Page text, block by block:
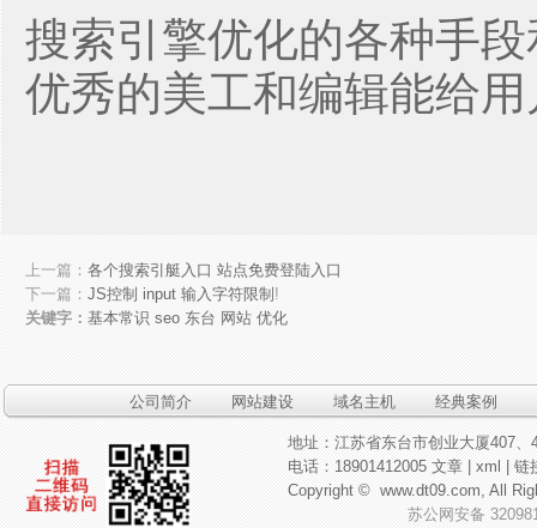
搜索引擎优化的各种手
优秀的美工和编辑能给
上一篇： 各个搜索引艇入口 站点免费登陆入口
下一篇： JS控制 input 输入字符限制 !
关键字： 基本常识 seo 东台 网站 优化
公司简介 网站建设 域名主机 经典案例
地址：江苏省东台市创业大厦407、
电话：18901412005 文章| xml
链
Copyright © www.dt09.com, All
苏公网安备